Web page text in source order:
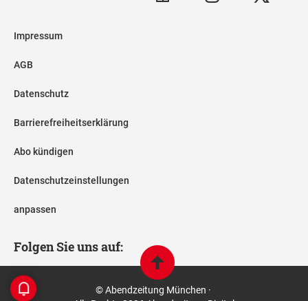
Impressum
AGB
Datenschutz
Barrierefreiheitserklärung
Abo kündigen
Datenschutzeinstellungen
anpassen
Folgen Sie uns auf:
© Abendzeitung München ·